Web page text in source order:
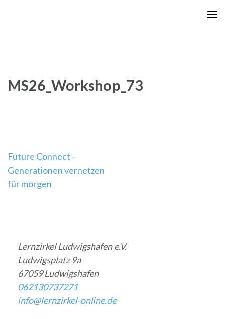
MS26_Workshop_73
Beitragsnavigation
Future Connect –
Generationen vernetzen
für morgen
Lernzirkel Ludwigshafen e.V.
Ludwigsplatz 9a
67059 Ludwigshafen
062130737271
info@lernzirkel-online.de